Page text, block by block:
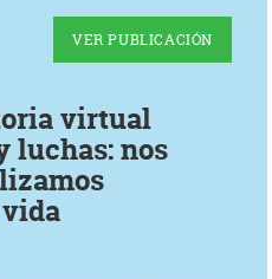
VER PUBLICACIÓN
virtual
luchas: nos